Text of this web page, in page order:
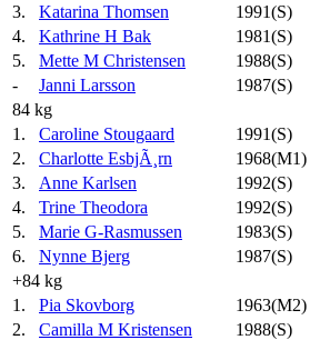
3.
Katarina Thomsen 1991(S)
4.
Kathrine H Bak 1981(S)
5.
Mette M Christensen 1988(S)
-
Janni Larsson 1987(S)
84 kg
1.
Caroline Stougaard 1991(S)
2.
Charlotte EsbjÃ¸rn 1968(M1)
3.
Anne Karlsen 1992(S)
4.
Trine Theodora 1992(S)
5.
Marie G-Rasmussen 1983(S)
6.
Nynne Bjerg 1987(S)
+84 kg
1.
Pia Skovborg 1963(M2)
2.
Camilla M Kristensen 1988(S)